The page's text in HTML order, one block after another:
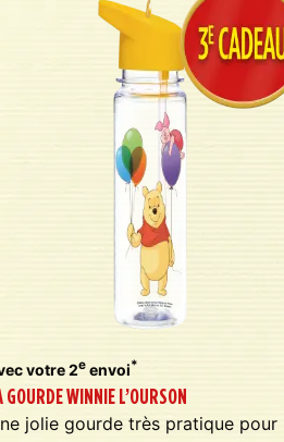
votre 2e envoi*
GOURDE WINNIE L’OURSON
jolie gourde très pratique pour